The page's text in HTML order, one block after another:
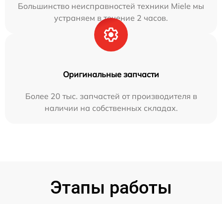
Большинство неисправностей техники Miele мы
устраняем в течение 2 часов.
Оригинальные запчасти
Более 20 тыс. запчастей от производителя в
наличии на собственных складах.
Этапы работы